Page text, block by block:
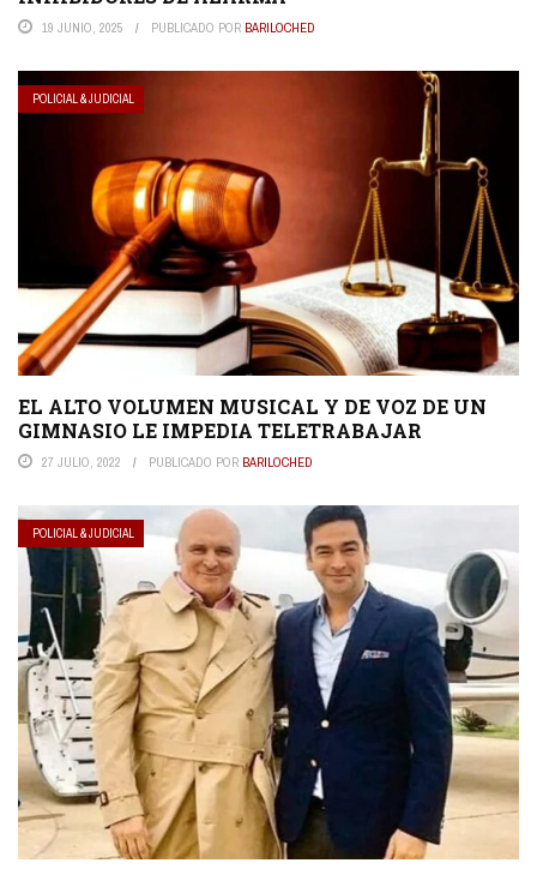
19 JUNIO, 2025 PUBLICADO POR BARILOCHED
POLICIAL & JUDICIAL
EL ALTO VOLUMEN MUSICAL Y DE VOZ DE UN
GIMNASIO LE IMPEDIA TELETRABAJAR
27 JULIO, 2022 PUBLICADO POR BARILOCHED
POLICIAL & JUDICIAL